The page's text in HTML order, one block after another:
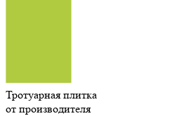
Тротуарная плитка
от производителя